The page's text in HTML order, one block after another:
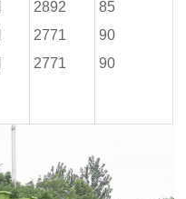
2892
2771
2771
85
90
90